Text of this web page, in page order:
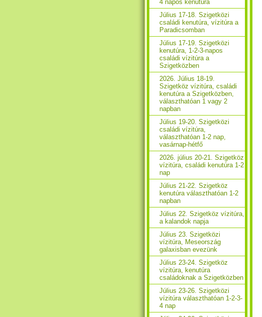
4 napos kenutúra
Július 17-18. Szigetközi
családi kenutúra, vízitúra a
Paradicsomban
Július 17-19. Szigetközi
kenutúra, 1-2-3-napos
családi vízitúra a
Szigetközben
2026. Július 18-19.
Szigetköz vízitúra, családi
kenutúra a Szigetközben,
választhatóan 1 vagy 2
napban
Július 19-20. Szigetközi
családi vízitúra,
választhatóan 1-2 nap,
vasárnap-hétfő
2026. július 20-21. Szigetköz
vízitúra, családi kenutúra 1-2
nap
Július 21-22. Szigetköz
kenutúra választhatóan 1-2
napban
Július 22. Szigetköz vízitúra,
a kalandok napja
Július 23. Szigetközi
vízitúra, Meseország
galaxisban evezünk
Július 23-24. Szigetköz
vízitúra, kenutúra
családoknak a Szigetközben
Július 23-26. Szigetközi
vízitúra választhatóan 1-2-3-
4 nap